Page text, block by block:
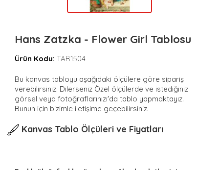
Hans Zatzka - Flower Girl Tablosu
Ürün Kodu: TAB1504
Bu kanvas tabloyu aşağıdaki ölçülere göre sipariş
verebilirsiniz. Dilerseniz Özel ölçülerde ve istediğiniz
görsel veya fotoğraflarınızı'da tablo yapmaktayız.
Bunun için bizimle iletişime geçebilirsiniz.
Kanvas Tablo Ölçüleri ve Fiyatları